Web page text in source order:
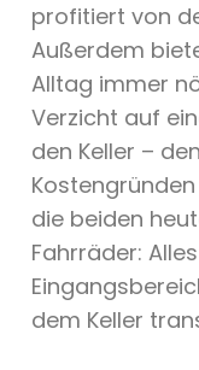
profitiert von
Außerdem
Alltag immer
Verzicht auf
den Keller –
die beiden
Fahrräder:
dem Keller